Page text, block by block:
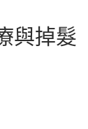
與掉髮